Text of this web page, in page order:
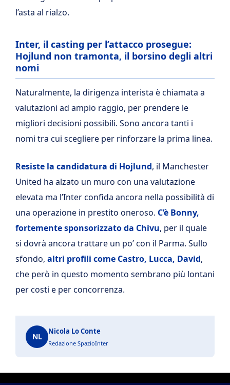
l’asta al rialzo.
Inter, il casting per l’attacco prosegue:
Hojlund non tramonta, il borsino degli altri
nomi
Naturalmente, la dirigenza interista è chiamata a
valutazioni ad ampio raggio, per prendere le
migliori decisioni possibili. Sono ancora tanti i
nomi tra cui scegliere per rinforzare la prima linea.
Resiste la candidatura di Hojlund, il Manchester
United ha alzato un muro con una valutazione
elevata ma l’Inter confida ancora nella possibilità di
una operazione in prestito oneroso. C’è Bonny,
fortemente sponsorizzato da Chivu, per il quale
si dovrà ancora trattare un po’ con il Parma. Sullo
sfondo, altri profili come Castro, Lucca, David,
che però in questo momento sembrano più lontani
per costi e per concorrenza.
NL
Nicola Lo Conte
Redazione SpazioInter